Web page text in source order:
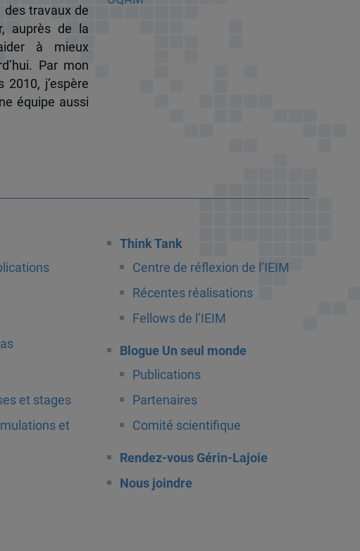
des travaux de
auprès de la
à mieux
Par mon
j’espère
équipe aussi
et stages
et
Think Tank
Centre de réflexion de l’IEIM
Récentes réalisations
Fellows de l’IEIM
Blogue Un seul monde
Publications
Partenaires
Comité scientifique
Rendez-vous Gérin-Lajoie
Nous joindre